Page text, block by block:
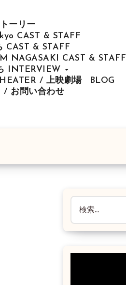
ーリー
CAST & STAFF
CAST & STAFF
NAGASAKI CAST & STAFF
INTERVIEW
/ 上映劇場
BLOG
/ お問い合わせ